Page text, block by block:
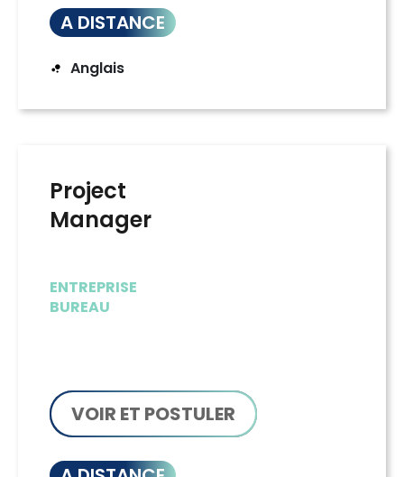
A DISTANCE
Anglais
Project
Manager
ENTREPRISE
BUREAU
VOIR ET POSTULER